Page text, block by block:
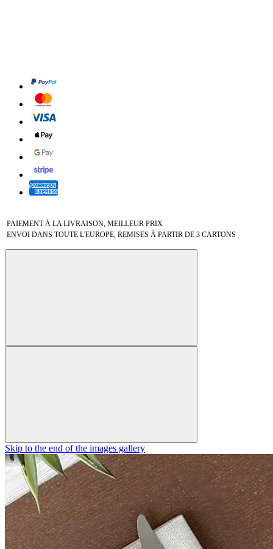
PAIEMENT À LA LIVRAISON, MEILLEUR PRIX
ENVOI DANS TOUTE L'EUROPE, REMISES À PARTIR DE 3 CARTONS
Skip to the end of the images gallery